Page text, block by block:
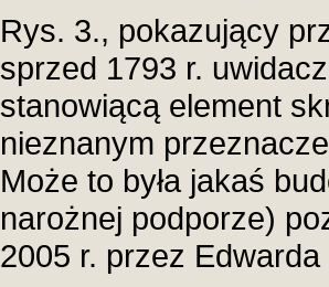
Rys. 3., pokazujący
sprzed 1793 r.
stanowiącą element
nieznanym
Może to była jakaś
narożnej podporze)
2005 r. przez Edwarda